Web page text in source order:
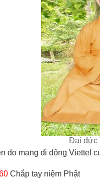
Đại đức
do mạng di động Viettel
Chắp tay niệm Phật